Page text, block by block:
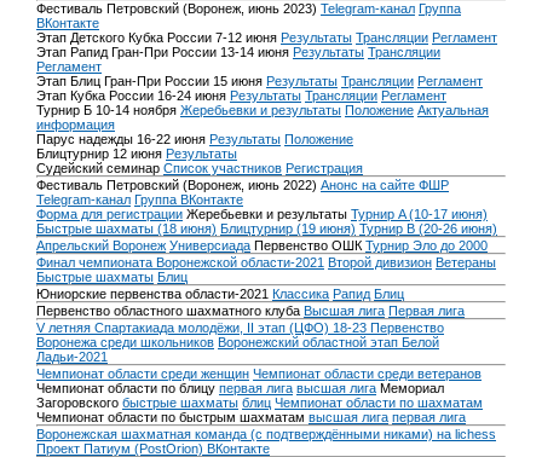
Фестиваль Петровский (Воронеж, июнь 2023) Telegram-канал Группа
ВКонтакте
Этап Детского Кубка России 7-12 июня Результаты Трансляции Регламент
Этап Рапид Гран-При России 13-14 июня Результаты Трансляции
Регламент
Этап Блиц Гран-При России 15 июня Результаты Трансляции Регламент
Этап Кубка России 16-24 июня Результаты Трансляции Регламент
Турнир Б 10-14 ноября Жеребьевки и результаты Положение Актуальная
информация
Парус надежды 16-22 июня Результаты Положение
Блицтурнир 12 июня Результаты
Судейский семинар Список участников Регистрация
Фестиваль Петровский (Воронеж, июнь 2022) Анонс на сайте ФШР
Telegram-канал Группа ВКонтакте
Форма для регистрации Жеребьевки и результаты Турнир A (10-17 июня)
Быстрые шахматы (18 июня) Блицтурнир (19 июня) Турнир B (20-26 июня)
Апрельский Воронеж Универсиада Первенство ОШК Турнир Эло до 2000
Финал чемпионата Воронежской области-2021 Второй дивизион Ветераны
Быстрые шахматы Блиц
Юниорские первенства области-2021 Классика Рапид Блиц
Первенство областного шахматного клуба Высшая лига Первая лига
V летняя Спартакиада молодёжи, II этап (ЦФО) 18-23 Первенство
Воронежа среди школьников Воронежский областной этап Белой
Ладьи-2021
Чемпионат области среди женщин Чемпионат области среди ветеранов
Чемпионат области по блицу первая лига высшая лига Мемориал
Загоровского быстрые шахматы блиц Чемпионат области по шахматам
Чемпионат области по быстрым шахматам высшая лига первая лига
Воронежская шахматная команда (с подтверждёнными никами) на lichess
Проект Патиум (PostOrion) ВКонтакте